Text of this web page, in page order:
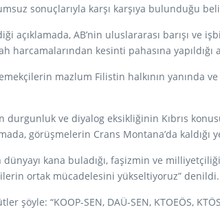
sonuçlarıyla karşı karşıya bulunduğu
açıklamada, AB’nin uluslararası barışı ve
harcamalarından kesinti pahasına yapıldığı
mazlum Filistin halkının yanında
durgunluk ve diyalog eksikliğinin Kıbrıs
görüşmelerin Crans Montana’da
kana buladığı, faşizmin ve
ortak mücadelesini yükseltiyoruz” denildi.
şöyle: “KOOP-SEN, DAÜ-SEN, KTOEÖS,